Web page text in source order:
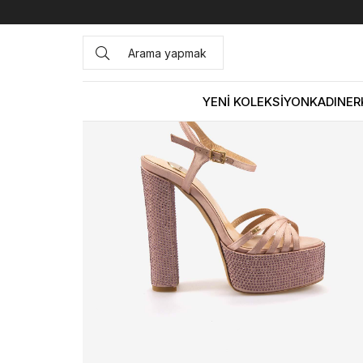
YENİ KOLEKSİYONKADIN
Anasayfa KADIN AYAKKABI Gece&Abiye Mocassini